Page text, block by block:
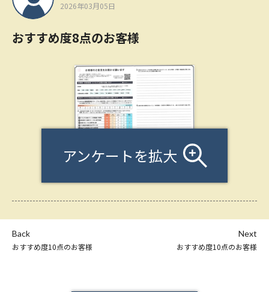
2026年03月05日
おすすめ度8点のお客様
アンケートを拡大
Back
おすすめ度10点のお客様
Next
おすすめ度10点のお客様